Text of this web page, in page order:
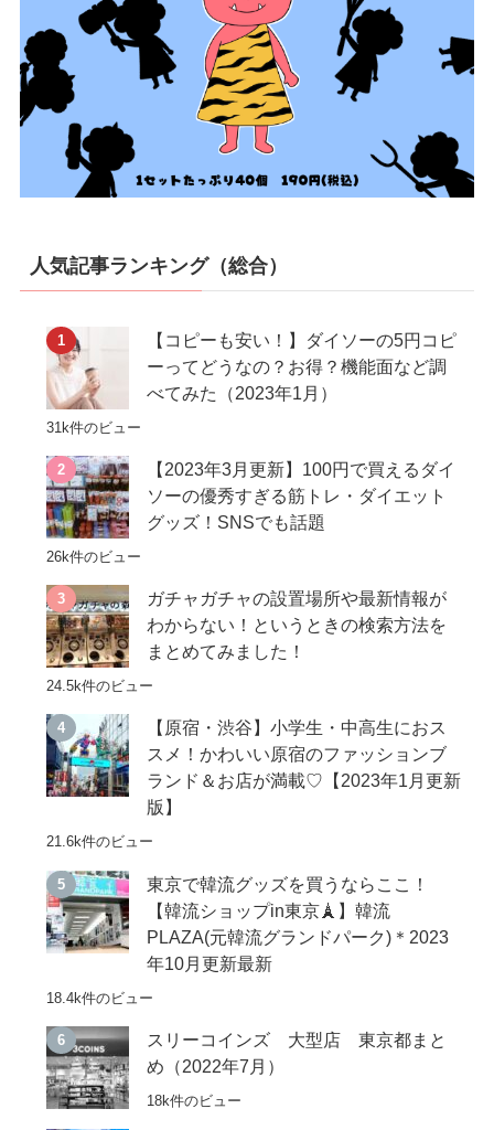
人気記事ランキング（総合）
【コピーも安い！】ダイソーの5円コピ
ーってどうなの？お得？機能面など調
べてみた（2023年1月）
31k件のビュー
【2023年3月更新】100円で買えるダイ
ソーの優秀すぎる筋トレ・ダイエット
グッズ！SNSでも話題
26k件のビュー
ガチャガチャの設置場所や最新情報が
わからない！というときの検索方法を
まとめてみました！
24.5k件のビュー
【原宿・渋谷】小学生・中高生におス
スメ！かわいい原宿のファッションブ
ランド＆お店が満載♡【2023年1月更新
版】
21.6k件のビュー
東京で韓流グッズを買うならここ！
【韓流ショップin東京🗼】韓流
PLAZA(元韓流グランドパーク)＊2023
年10月更新最新
18.4k件のビュー
スリーコインズ 大型店 東京都まと
め（2022年7月）
18k件のビュー